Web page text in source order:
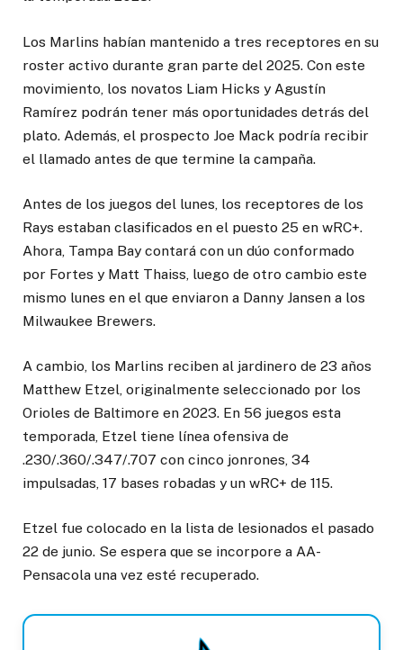
Los Marlins habían mantenido a tres receptores en su
roster activo durante gran parte del 2025. Con este
movimiento, los novatos Liam Hicks y Agustín
Ramírez podrán tener más oportunidades detrás del
plato. Además, el prospecto Joe Mack podría recibir
el llamado antes de que termine la campaña.
Antes de los juegos del lunes, los receptores de los
Rays estaban clasificados en el puesto 25 en wRC+.
Ahora, Tampa Bay contará con un dúo conformado
por Fortes y Matt Thaiss, luego de otro cambio este
mismo lunes en el que enviaron a Danny Jansen a los
Milwaukee Brewers.
A cambio, los Marlins reciben al jardinero de 23 años
Matthew Etzel, originalmente seleccionado por los
Orioles de Baltimore en 2023. En 56 juegos esta
temporada, Etzel tiene línea ofensiva de
.230/.360/.347/.707 con cinco jonrones, 34
impulsadas, 17 bases robadas y un wRC+ de 115.
Etzel fue colocado en la lista de lesionados el pasado
22 de junio. Se espera que se incorpore a AA-
Pensacola una vez esté recuperado.